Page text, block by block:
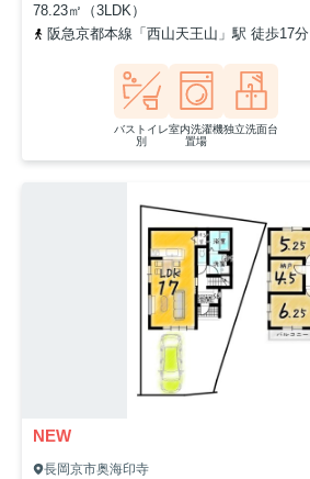
78.23㎡（3LDK）
阪急京都本線「西山天王山」駅 徒歩17分
バストイレ
別
室内洗濯機
置場
独立洗面台
NEW
長岡京市奥海印寺